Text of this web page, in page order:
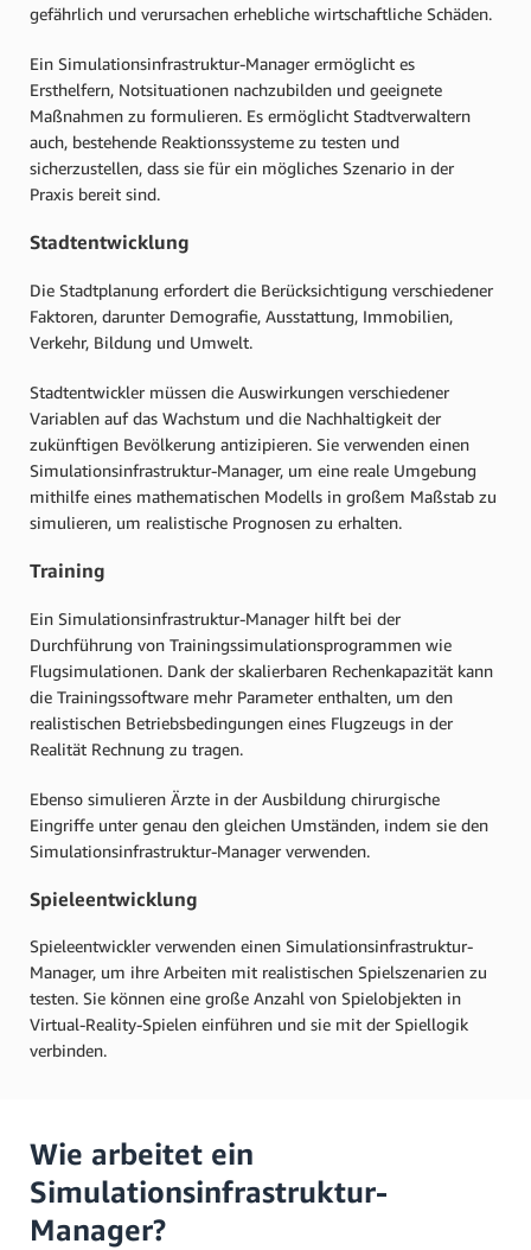
gefährlich und verursachen erhebliche wirtschaftliche Schäden.
Ein Simulationsinfrastruktur-Manager ermöglicht es
Ersthelfern, Notsituationen nachzubilden und geeignete
Maßnahmen zu formulieren. Es ermöglicht Stadtverwaltern
auch, bestehende Reaktionssysteme zu testen und
sicherzustellen, dass sie für ein mögliches Szenario in der
Praxis bereit sind.
Stadtentwicklung
Die Stadtplanung erfordert die Berücksichtigung verschiedener
Faktoren, darunter Demografie, Ausstattung, Immobilien,
Verkehr, Bildung und Umwelt.
Stadtentwickler müssen die Auswirkungen verschiedener
Variablen auf das Wachstum und die Nachhaltigkeit der
zukünftigen Bevölkerung antizipieren. Sie verwenden einen
Simulationsinfrastruktur-Manager, um eine reale Umgebung
mithilfe eines mathematischen Modells in großem Maßstab zu
simulieren, um realistische Prognosen zu erhalten.
Training
Ein Simulationsinfrastruktur-Manager hilft bei der
Durchführung von Trainingssimulationsprogrammen wie
Flugsimulationen. Dank der skalierbaren Rechenkapazität kann
die Trainingssoftware mehr Parameter enthalten, um den
realistischen Betriebsbedingungen eines Flugzeugs in der
Realität Rechnung zu tragen.
Ebenso simulieren Ärzte in der Ausbildung chirurgische
Eingriffe unter genau den gleichen Umständen, indem sie den
Simulationsinfrastruktur-Manager verwenden.
Spieleentwicklung
Spieleentwickler verwenden einen Simulationsinfrastruktur-
Manager, um ihre Arbeiten mit realistischen Spielszenarien zu
testen. Sie können eine große Anzahl von Spielobjekten in
Virtual-Reality-Spielen einführen und sie mit der Spiellogik
verbinden.
Wie arbeitet ein
Simulationsinfrastruktur-
Manager?